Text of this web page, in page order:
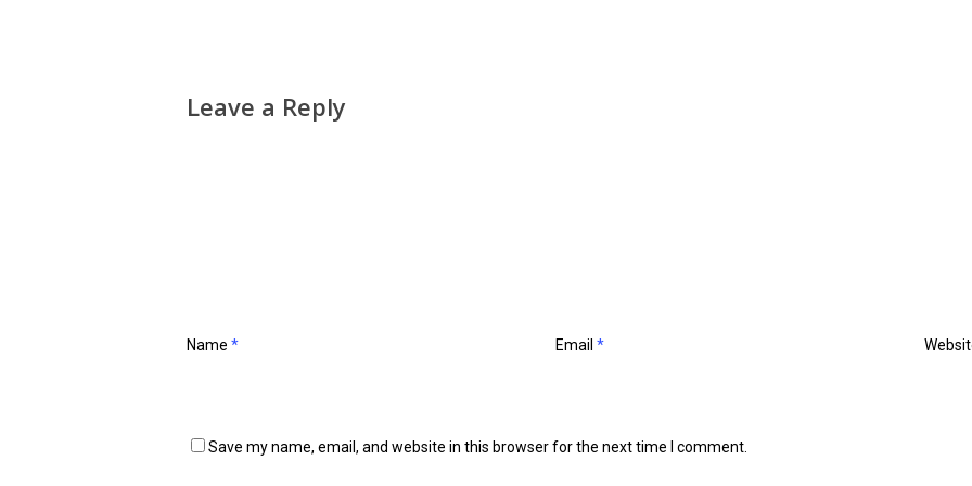
Leave a Reply
Name * Email *
Save my name, email, and website in this browser for the next time I comment.